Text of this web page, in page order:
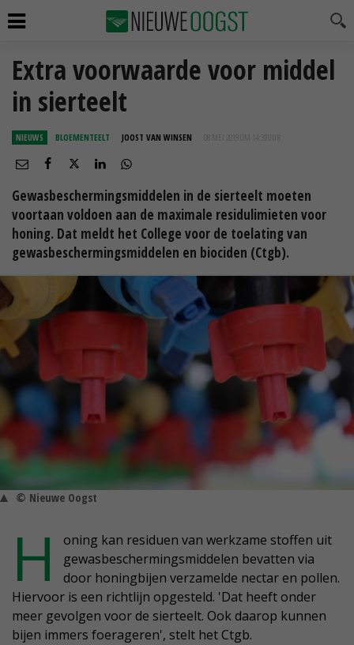
Extra voorwaarde voor middel
in sierteelt
NIEUWS BLOEMENTEELT JOOST VAN WINSEN 08 MEI 2019 OM 14:39
Gewasbeschermingsmiddelen in de sierteelt moeten
voortaan voldoen aan de maximale residulimieten voor
honing. Dat meldt het College voor de toelating van
gewasbeschermingsmiddelen en biociden (Ctgb).
© Nieuwe Oogst
H
oning kan residuen van werkzame stoffen uit
gewasbeschermingsmiddelen bevatten via
door honingbijen verzamelde nectar en pollen.
Hiervoor is een richtlijn opgesteld. 'Dat heeft onder
meer gevolgen voor de sierteelt. Ook daarop kunnen
bijen immers foerageren', stelt het Ctgb.